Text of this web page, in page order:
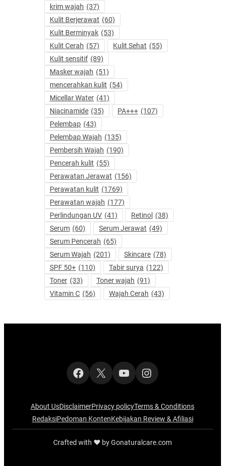
krim wajah (37)
Kulit Berjerawat (60)
Kulit Berminyak (53)
Kulit Cerah (57) Kulit Sehat (55)
Kulit sensitif (89)
Masker wajah (51)
mencerahkan kulit (54)
Micellar Water (41)
Niacinamide (35) PA+++ (107)
Pelembap (43)
Pelembap Wajah (135)
Pembersih Wajah (190)
Pencerah kulit (55)
Perawatan Jerawat (156)
Perawatan kulit (1769)
Perawatan wajah (177)
Perlindungan UV (41) Retinol (38)
Serum (60) Serum Jerawat (49)
Serum Pencerah (65)
Serum Wajah (201) Skincare (78)
SPF 50+ (110) Tabir surya (122)
Toner (33) Toner wajah (91)
Vitamin C (56) Wajah Cerah (43)
Facebook
X YouTubeInstagram
About UsDisclaimerPrivacy policyTerms & Conditions
RedaksiPedoman KontenKebijakan Review & Afiliasi
Crafted with ‪‪❤︎‬ by Gonaturalcare.com